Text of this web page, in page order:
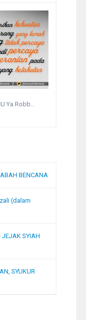
Ya Robb..
BENCANA
(dalam
JEJAK SYIAH
SYUKUR